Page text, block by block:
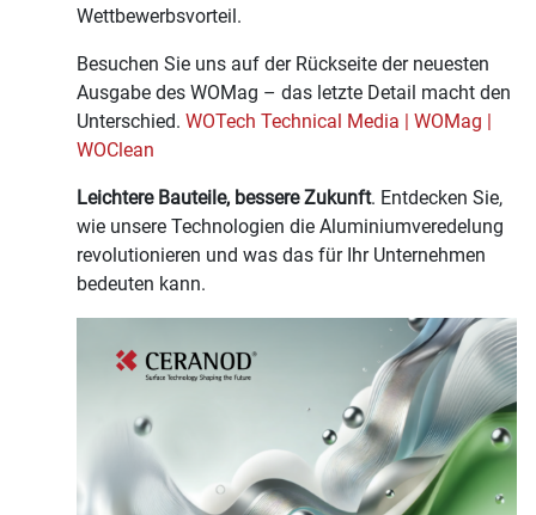
Wettbewerbsvorteil.
Besuchen Sie uns auf der Rückseite der neuesten
Ausgabe des WOMag – das letzte Detail macht den
Unterschied. WOTech Technical Media | WOMag |
WOClean
Leichtere Bauteile, bessere Zukunft. Entdecken Sie,
wie unsere Technologien die Aluminiumveredelung
revolutionieren und was das für Ihr Unternehmen
bedeuten kann.